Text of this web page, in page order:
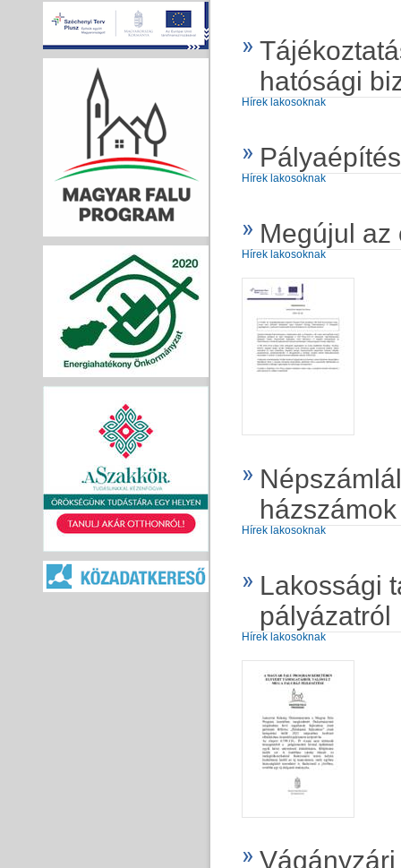
hatósági
Hírek lakosoknak
Hírek lakosoknak
Megújul az
Hírek lakosoknak
Hírek lakosoknak
Lakossági
pályázatról
Hírek lakosoknak